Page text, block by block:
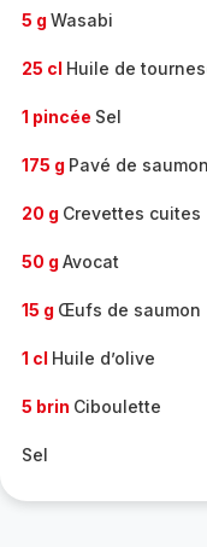
5 g Wasabi
25 cl Huile de
1 pincée Sel
175 g Pavé de saumon
20 g Crevettes cuites
50 g Avocat
15 g Œufs de saumon
1 cl Huile d’olive
5 brin Ciboulette
Sel